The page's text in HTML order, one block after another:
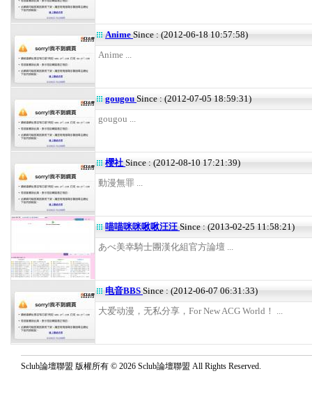
Anime Since : (2012-06-18 10:57:58)
Anime ...
gougou Since : (2012-07-05 18:59:31)
gougou ...
櫻社Since : (2012-08-10 17:21:39)
動漫無罪 ...
喵喵咪咪啾啾汪汪Since : (2013-02-25 11:58:21)
あべ美幸騎士團漢化組官方論壇 ...
电音BBS Since : (2012-06-07 06:31:33)
大爱动漫，无私分享，For New ACG World！ ...
Sclub論壇聯盟 版權所有 © 2026 Sclub論壇聯盟 All Rights Reserved.